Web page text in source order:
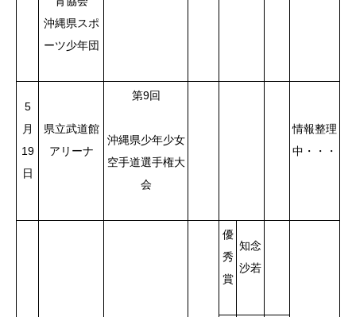
沖縄県スポ
ーツ少年団
5
月
19
日
県立武道館
アリーナ
第9回
沖縄県少年少女
空手道選手権大
会
情報整理
中・・・
優
秀
賞
知念
沙若